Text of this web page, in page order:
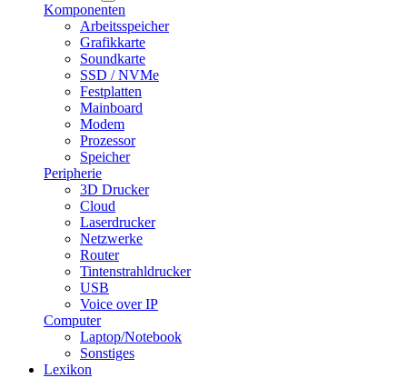
Komponenten
Arbeitsspeicher
Grafikkarte
Soundkarte
SSD / NVMe
Festplatten
Mainboard
Modem
Prozessor
Speicher
Peripherie
3D Drucker
Cloud
Laserdrucker
Netzwerke
Router
Tintenstrahldrucker
USB
Voice over IP
Computer
Laptop/Notebook
Sonstiges
Lexikon